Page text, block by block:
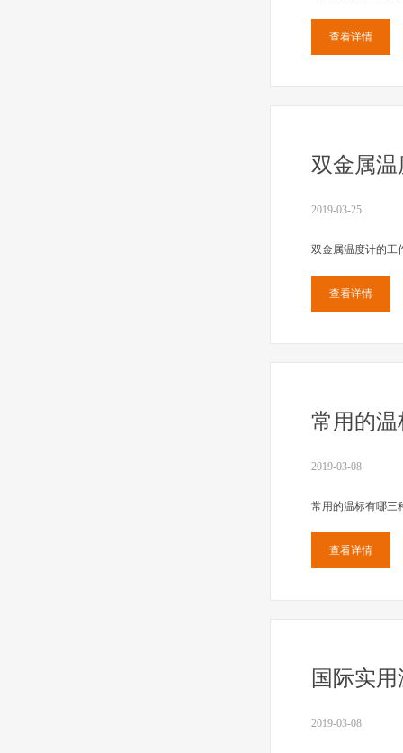
查看详情
双金属
2019-03-25
双金属温度计的工
查看详情
常用的温
2019-03-08
常用的温标有哪三
查看详情
国际实
2019-03-08